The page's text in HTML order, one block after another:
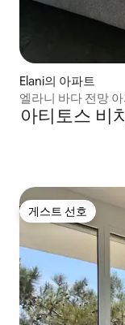
Elani의 아파트
엘라니 바다 전망
아티토스 비
게스트 선호
게스트 선호